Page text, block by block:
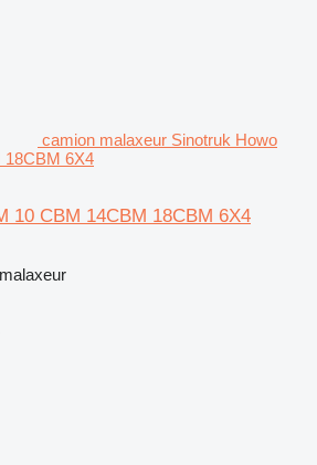
camion malaxeur Sinotruk Howo
18CBM 6X4
10 CBM 14CBM 18CBM 6X4